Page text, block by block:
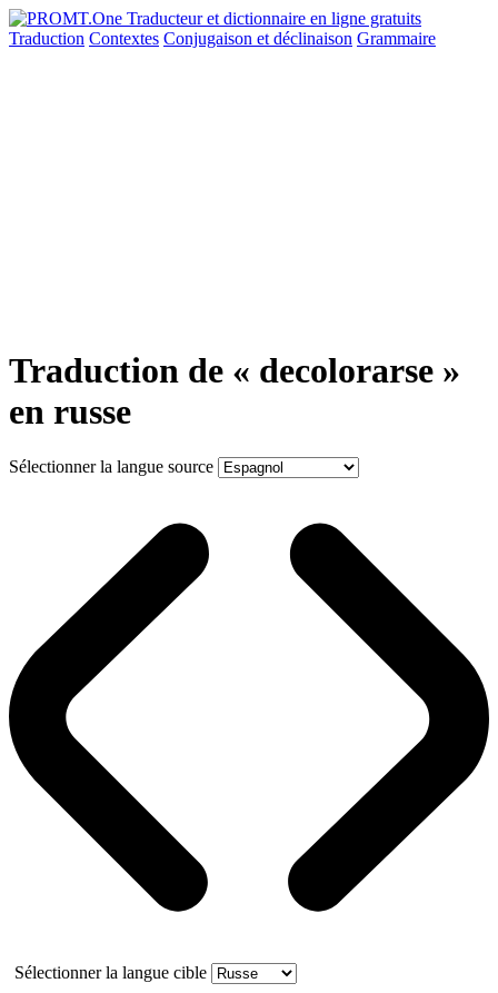
Traduction Contextes Conjugaison et déclinaison Grammaire
Traduction de « decolorarse »
en russe
Sélectionner la langue source
Sélectionner la langue cible